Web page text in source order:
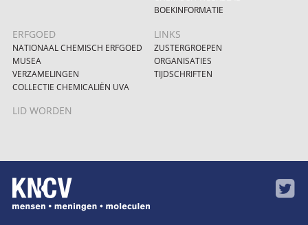
BOEKINFORMATIE
ERFGOED
NATIONAAL CHEMISCH ERFGOED
MUSEA
VERZAMELINGEN
COLLECTIE CHEMICALIËN UVA
LINKS
ZUSTERGROEPEN
ORGANISATIES
TIJDSCHRIFTEN
LID WORDEN